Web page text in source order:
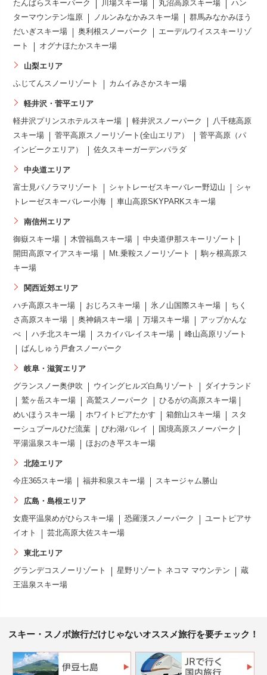
たんばらスキーパーク 川場スキー場 丸沼高原スキー場
ハン
ターマウンテン塩原
ノルンみなかみスキー場
群馬みなかみほう
だいぎスキー場
奥利根スノーパーク
エーデルワイススキーリゾ
ート
オグナほたかスキー場
山梨エリア
ふじてんスノーリゾート カムイみさかスキー場
軽井沢・菅平エリア
軽井沢プリンスホテルスキー場 軽井沢スノーパーク
八千穂高原
スキー場
菅平高原スノーリゾート(全山エリア）
菅平高原（パ
インビークエリア）
佐久スキーガーデンパラダ
中央道エリア
富士見パノラマリゾート シャトレーゼスキーバレー野辺山
シャ
トレーゼスキーバレー小海
車山高原SKYPARKスキー場
南信州エリア
御嶽スキー場 木曽福島スキー場
中央道伊那スキーリゾート
開田高原マイアスキー場
Mt.乗鞍スノーリゾート
駒ヶ根高原ス
キー場
関西近郊エリア
ハチ高原スキー場 おじろスキー場 氷ノ山国際スキー場
ちく
さ高原スキー場
奥神鍋スキー場 万場スキー場
アップかんな
べ
ハチ北スキー場 スカイバレイスキー場
峰山高原リゾート
ばんしゅう戸倉スノーパーク
岐阜・滋賀エリア
グランスノー奥伊吹 ウイングヒルズ白鳥リゾート
ダイナランド
鷲ヶ岳スキー場
高鷲スノーパーク
ひるがの高原スキー場
めいほうスキー場
ホワイトピアたかす 箱館山スキー場
スタ
ーシュプールひだ流葉
びわ湖バレイ
国境高原スノーパーク
平湯温泉スキー場
ほおのき平スキー場
北陸エリア
今庄365スキー場 福井和泉スキー場 スキージャム勝山
広島・島根エリア
女鹿平温泉めがひらスキー場 恐羅漢スノーパーク
ユートピアサ
イオト
芸北高原大佐スキー場
東北エリア
グランデコスノーリゾート 星野リゾート ネコマ マウンテン
蔵
王温泉スキー場
スキー・スノボ旅行だけじゃないオススメ旅行を要チェック！